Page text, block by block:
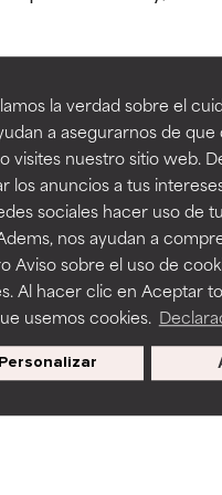
la verdad sobre el
a asegurarnos de
visites nuestro sitio web.
los anuncios a tus
sociales hacer uso
nos ayudan a
Aviso sobre el uso de
Al hacer clic en Aceptar
usemos cookies.
Personalizar
BACK
to assess
tan beneficiosos como los
la estabilidad o la
ciertas limitaciones en
básicos o que no
algunos beneficios
efectos adversos
se utiliza en altas
tan beneficiosos como los
la estabilidad o la
ciertas limitaciones en
básicos o que no
algunos beneficios
efectos adversos
se utiliza en altas